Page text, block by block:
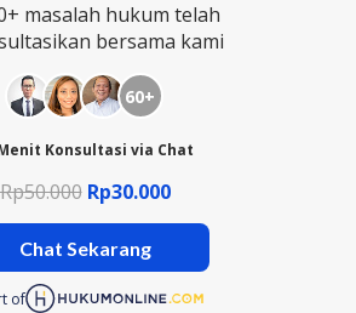
masalah hukum telah
bersama kami
60+
Konsultasi via Chat
Rp50.000 Rp30.000
Chat Sekarang
of